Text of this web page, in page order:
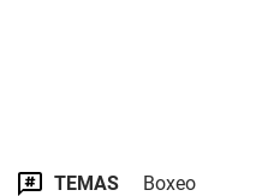
TEMAS Boxeo